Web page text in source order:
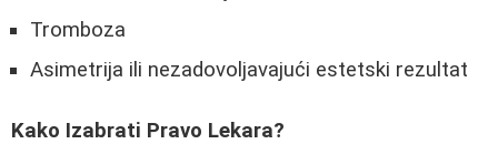
Tromboza
Asimetrija ili nezadovoljavajući estetski rezultat
Kako Izabrati Pravo Lekara?